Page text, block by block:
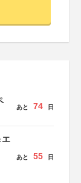
あと 74 日
エ
あと 55 日